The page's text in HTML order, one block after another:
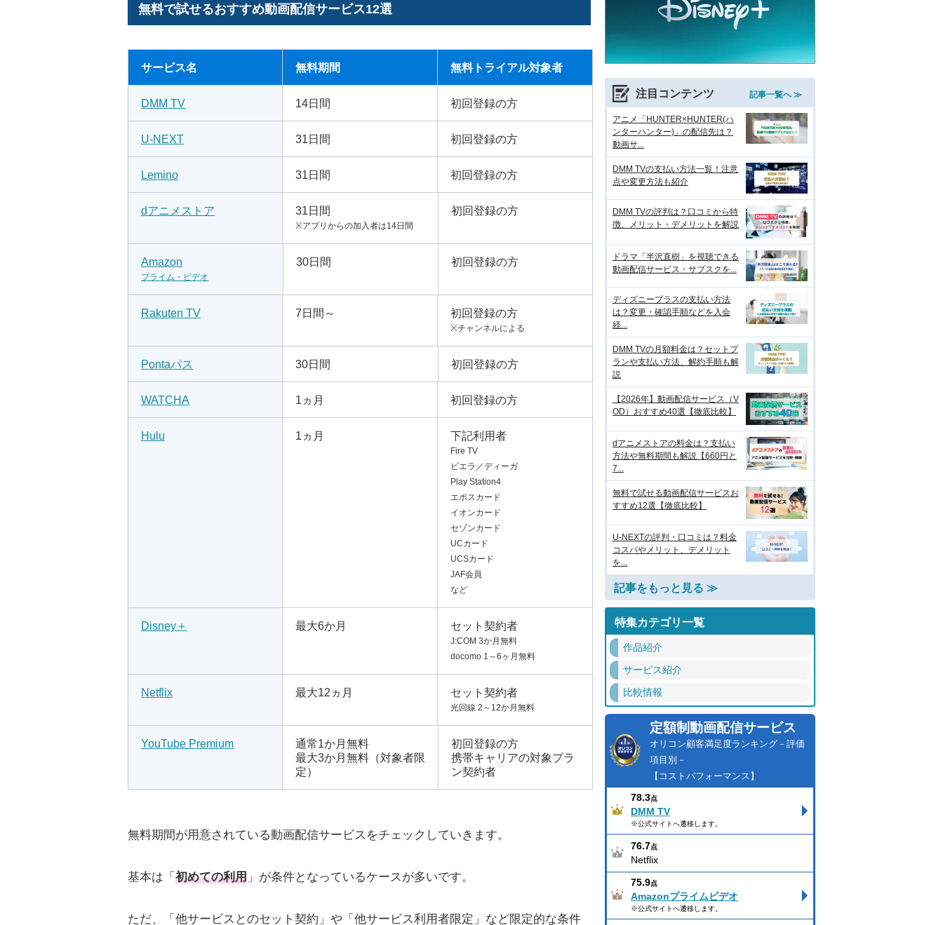
無料で試せるおすすめ動画配信サービス12選
サービス名 無料期間 無料トライアル対象者
DMM TV 14日間 初回登録の方
U-NEXT 31日間 初回登録の方
Lemino 31日間 初回登録の方
dアニメストア 31日間
※アプリからの加入者は14日間
初回登録の方
Amazon
プライム・ビデオ
30日間 初回登録の方
Rakuten TV 7日間～ 初回登録の方
※チャンネルによる
Pontaパス 30日間 初回登録の方
WATCHA 1ヵ月 初回登録の方
Hulu 1ヵ月 下記利用者
Fire TV
ビエラ／ディーガ
Play Station4
エポスカード
イオンカード
セゾンカード
UCカード
UCSカード
JAF会員
など
Disney＋ 最大6か月 セット契約者
J:COM 3か月無料
docomo 1～6ヶ月無料
Netflix 最大12ヵ月 セット契約者
光回線 2～12か月無料
YouTube Premium
通常1か月無料
最大3か月無料（対象者限
定）
初回登録の方
携帯キャリアの対象プラ
ン契約者
無料期間が用意されている動画配信サービスをチェックしていきます。
基本は「 初めての利用 」が条件となっているケースが多いです。
ただ、「他サービスとのセット契約」や「他サービス利用者限定」など限定的な条件
注目コンテンツ 記事一覧へ ≫
アニメ「HUNTER×HUNTER(ハ
ンターハンター)」の配信先は？
動画サ...
DMM TVの支払い方法一覧！注意
点や変更方法も紹介
DMM TVの評判は？口コミから特
徴、メリット・デメリットを解説
ドラマ「半沢直樹」を視聴できる
動画配信サービス・サブスクを...
ディズニープラスの支払い方法
は？変更・確認手順などを入会
経...
DMM TVの月額料金は？セットプ
ランや支払い方法、解約手順も解
説
【2026年】動画配信サービス（V
OD）おすすめ40選【徹底比較】
dアニメストアの料金は？支払い
方法や無料期間も解説【660円と
7...
無料で試せる動画配信サービスお
すすめ12選【徹底比較】
U-NEXTの評判・口コミは？料金
コスパやメリット、デメリット
を...
記事をもっと見る ≫
特集カテゴリ一覧
作品紹介
サービス紹介
比較情報
定額制動画配信サービス
オリコン顧客満足度ランキング－評価
項目別－
【コストパフォーマンス】
78.3点
DMM TV
※公式サイトへ遷移します。
76.7点
Netflix
75.9点
Amazonプライムビデオ
※公式サイトへ遷移します。